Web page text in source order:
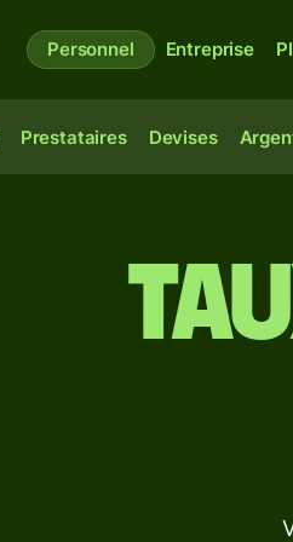
Personnel Entreprise
Prestataires Devises